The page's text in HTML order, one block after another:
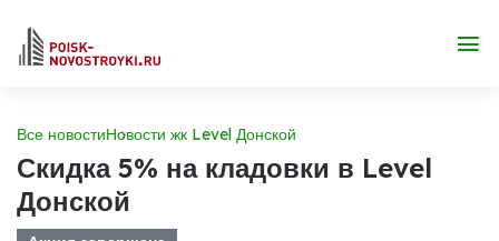
Все новостиНовости жк Level Донской
Скидка 5% на кладовки в Level
Донской